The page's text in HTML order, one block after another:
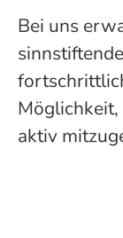
Bei uns
aktiv